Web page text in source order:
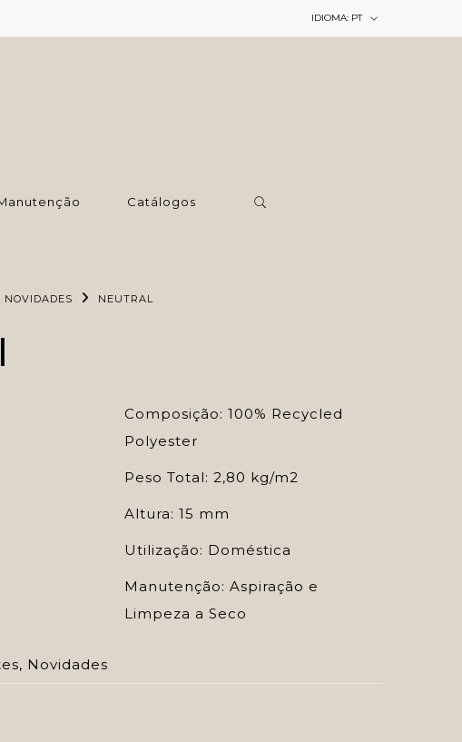
IDIOMA: PT
Catálogos
NOVIDADES NEUTRAL
Composição: 100% Recycled
Polyester
Peso Total: 2,80 kg/m2
Altura: 15 mm
Utilização: Doméstica
Manutenção: Aspiração e
Limpeza a Seco
, Novidades